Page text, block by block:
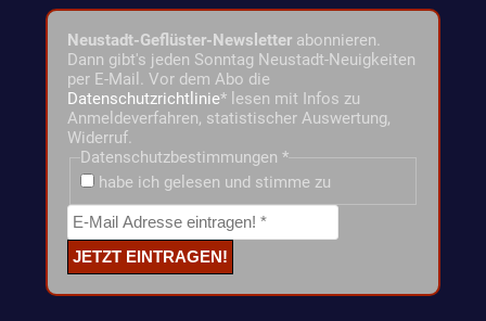
Neustadt-Geflüster-Newsletter abonnieren.
Dann gibt's jeden Sonntag Neustadt-Neuigkeiten
per E-Mail. Vor dem Abo die
Datenschutzrichtlinie* lesen mit Infos zu
Anmeldeverfahren, statistischer Auswertung,
Widerruf.
Datenschutzbestimmungen *
habe ich gelesen und stimme zu